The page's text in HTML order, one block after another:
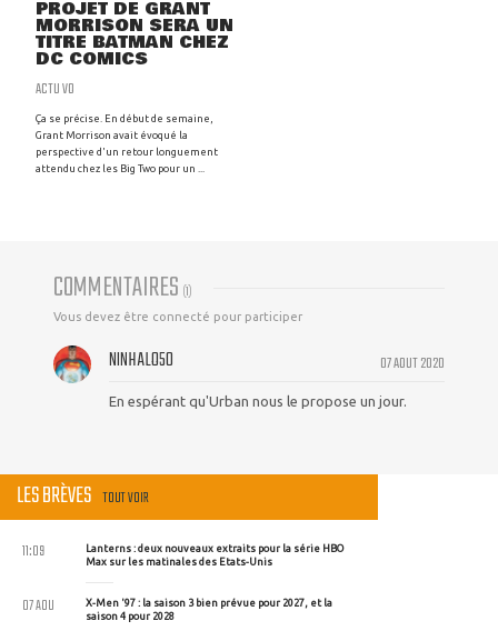
PROJET DE GRANT
MORRISON SERA UN
TITRE BATMAN CHEZ
DC COMICS
ACTU VO
Ça se précise. En début de semaine,
Grant Morrison avait évoqué la
perspective d'un retour longuement
attendu chez les Big Two pour un ...
COMMENTAIRES (1)
Vous devez être connecté pour participer
07 AOUT 2020
NINHALO50
En espérant qu'Urban nous le propose un jour.
LES BRÈVES TOUT VOIR
Lanterns : deux nouveaux extraits pour la série HBO
Max sur les matinales des Etats-Unis
11:09
X-Men '97 : la saison 3 bien prévue pour 2027, et la
saison 4 pour 2028
07 AOU